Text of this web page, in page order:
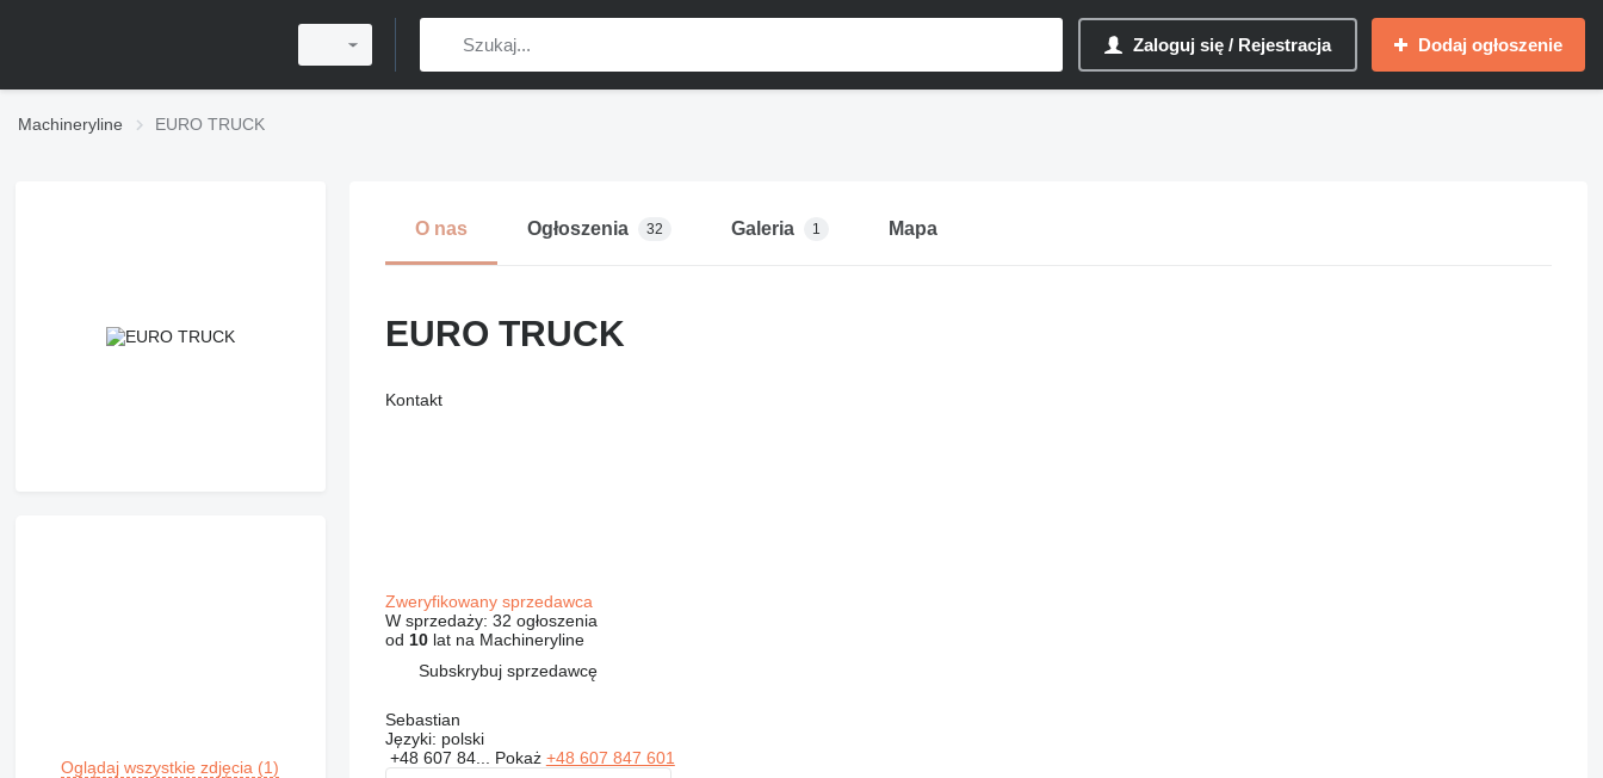
Zaloguj się / Rejestracja Dodaj ogłoszenie
Machineryline EURO TRUCK
Oglądaj wszystkie zdjęcia (1)
O nas Ogłoszenia 32 Galeria 1 Mapa
EURO TRUCK
Kontakt
Zweryfikowany sprzedawca
W sprzedaży: 32 ogłoszenia
od 10lat na Machineryline
Subskrybuj sprzedawcę
Sebastian
Języki: polski
+48 607 84... Pokaż +48 607 847 601